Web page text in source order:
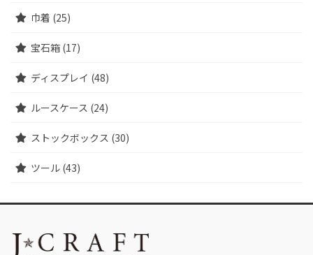
巾着 (25)
宝石箱 (17)
ディスプレイ (48)
ルースケース (24)
ストックボックス (30)
ツール (43)